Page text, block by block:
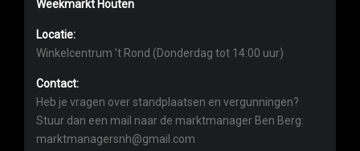
Weekmarkt Houten
Locatie:
Winkelcentrum ’t Rond (Donderdag tot 14:00 uur)
Contact:
Heb je vragen over standplaatsen en vergunningen?
Stuur dan een mail naar de marktmanager Ben Berg:
marktmanagersnh@gmail.com